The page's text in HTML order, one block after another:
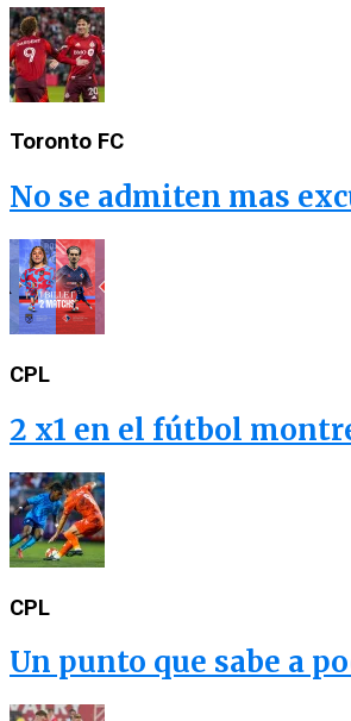
Toronto FC
No se admiten mas
CPL
2 x1 en el fútbol
CPL
Un punto que sabe a